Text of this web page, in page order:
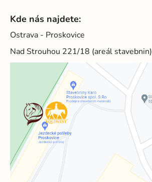
Kde nás najdete:
Ostrava - Proskovice
Nad Strouhou 221/18 (areál stavebnin)